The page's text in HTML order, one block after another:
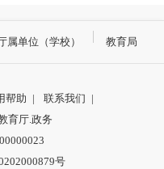
属单位（学校） 教育局
帮助 | 联系我们 |
育厅.政务
号